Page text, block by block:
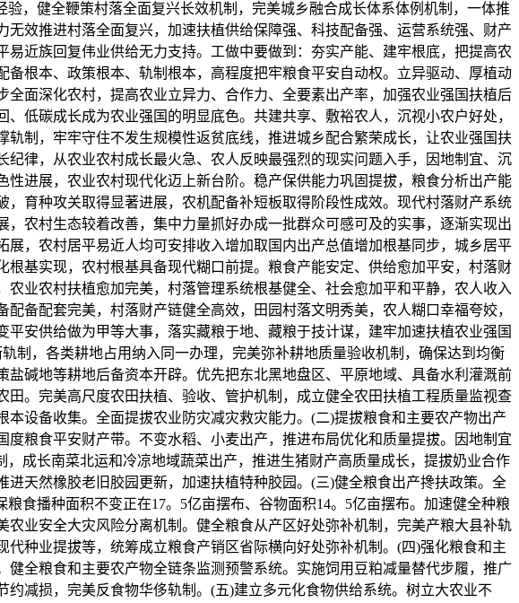
，健全鞭策村落全面复兴长效机制，完美城乡融合成长体系体例机制，一体推
效推进村落全面复兴，加速扶植供给保障强、科技配备强、运营系统强、财产
近族回复伟业供给无力支持。工做中要做到：夯实产能、建牢根底，把提高农
根本、政策根本、轨制根本，高程度把牢粮食平安自动权。立异驱动、厚植动
面深化农村，提高农业立异力、合作力、全要素出产率，加强农业强国扶植后
低碳成长成为农业强国的明显底色。共建共享、敷裕农人，沉视小农户好处，
制，牢牢守住不发生规模性返贫底线，推进城乡配合繁荣成长，让农业强国扶
律，从农业农村成长最火急、农人反映最强烈的现实问题入手，因地制宜、沉
进展，农业农村现代化迈上新台阶。稳产保供能力巩固提拔，粮食分析出产能
育种攻关取得显著进展，农机配备补短板取得阶段性成效。现代村落财产系统
农村生态较着改善，集中力量抓好办成一批群众可感可及的实事，逐渐实现出
，农村居平易近人均可安排收入增加取国内出产总值增加根基同步，城乡居平
基实现，农村根基具备现代糊口前提。粮食产能安定、供给愈加平安，村落财
业农村扶植愈加完美，村落管理系统根基健全、社会愈加平和平静，农人收入
备配套完美，村落财产链健全高效，田园村落文明秀美，农人糊口幸福夸姣，
安供给做为甲等大事，落实藏粮于地、藏粮于技计谋，建牢加速扶植农业强国
制，各类耕地占用纳入同一办理，完美弥补耕地质量验收机制，确保达到均衡
碱地等耕地后备资本开辟。优先把东北黑地盘区、平原地域、具备水利灌溉前
。完美高尺度农田扶植、验收、管护机制，成立健全农田扶植工程质量监视查
设备收集。全面提拔农业防灾减灾救灾能力。(二)提拔粮食和主要农产物出产
粮食平安财产带。不变水稻、小麦出产，推进布局优化和质量提拔。因地制宜
成长南菜北运和冷凉地域蔬菜出产，推进生猪财产高质量成长，提拔奶业合作
天然橡胶老旧胶园更新，加速扶植特种胶园。(三)健全粮食出产搀扶政策。全
食播种面积不变正在17。5亿亩摆布、谷物面积14。5亿亩摆布。加速健全种粮
业安全大灾风险分离机制。健全粮食从产区好处弥补机制，完美产粮大县补轨
种业提拔等，统筹成立粮食产销区省际横向好处弥补机制。(四)强化粮食和主
全粮食和主要农产物全链条监测预警系统。实施饲用豆粕减量替代步履，推广
减损，完美反食物华侈轨制。(五)建立多元化食物供给系统。树立大农业不